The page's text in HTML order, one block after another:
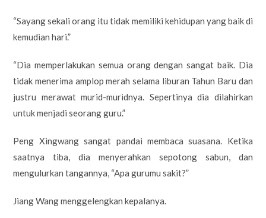
“Sayang sekali orang itu tidak memiliki kehidupan yang baik di
kemudian hari.”
“Dia memperlakukan semua orang dengan sangat baik. Dia
tidak menerima amplop merah selama liburan Tahun Baru dan
justru merawat murid-muridnya. Sepertinya dia dilahirkan
untuk menjadi seorang guru.”
Peng Xingwang sangat pandai membaca suasana. Ketika
saatnya tiba, dia menyerahkan sepotong sabun, dan
mengulurkan tangannya, “Apa gurumu sakit?”
Jiang Wang menggelengkan kepalanya.